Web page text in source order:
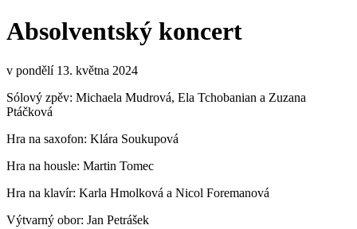
Absolventský koncert
v pondělí 13. května 2024
Sólový zpěv: Michaela Mudrová, Ela Tchobanian a Zuzana
Ptáčková
Hra na saxofon: Klára Soukupová
Hra na housle: Martin Tomec
Hra na klavír: Karla Hmolková a Nicol Foremanová
Výtvarný obor: Jan Petrášek